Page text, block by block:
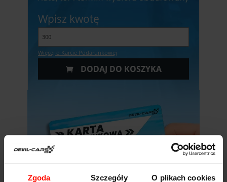
Zgoda Szczegóły O plikach cookies
Wpisz kwotę
Więcej o Karcie Podarunkowej
DODAJ DO KOSZYKA